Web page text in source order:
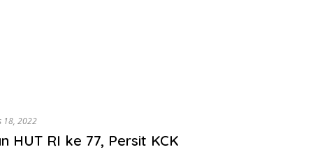
18, 2022
HUT RI ke 77, Persit KCK